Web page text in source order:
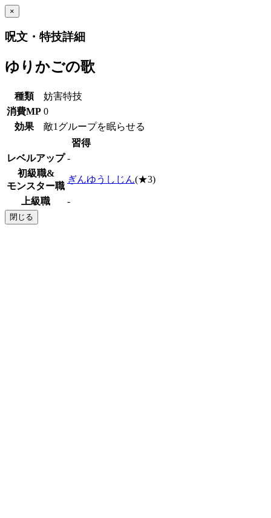
×
呪文・特技詳細
ゆりかごの歌
種類
妨害特技
消費MP 0
効果
敵1グループを眠らせる
習得
レベルアップ -
初級職&
モンスター職
ぎんゆうしじん(★3)
上級職 -
閉じる